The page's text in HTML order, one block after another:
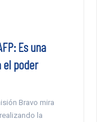
Es una
poder
Bravo mira
la